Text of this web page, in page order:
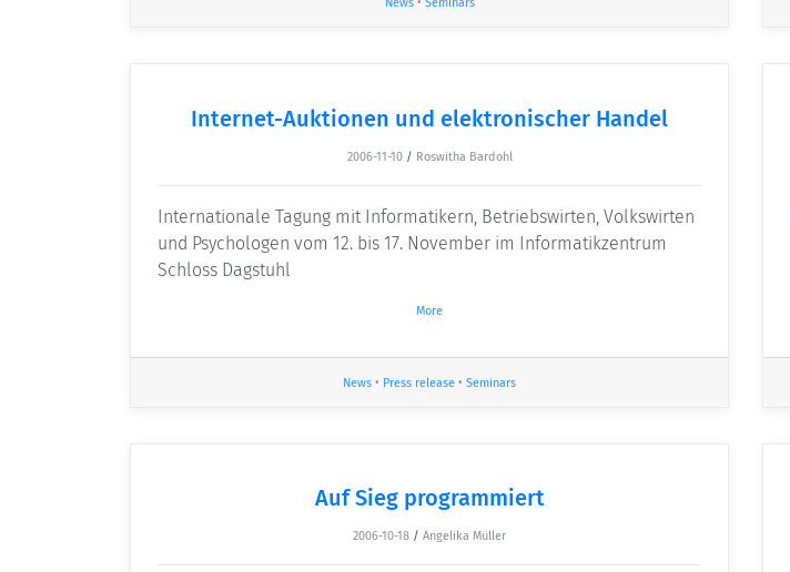
News• Seminars
Internet-Auktionen und elektronischer Handel
2006-11-10 / Roswitha Bardohl
Internationale Tagung mit Informatikern, Betriebswirten, Volkswirten
und Psychologen vom 12. bis 17. November im Informatikzentrum
Schloss Dagstuhl
More
News • Press release • Seminars
Auf Sieg programmiert
2006-10-18 / Angelika Müller